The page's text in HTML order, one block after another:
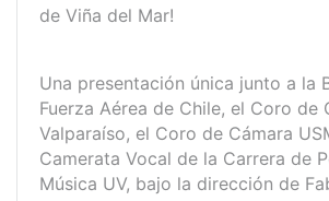
de Viña del Mar!
Una presentación única junto a la
Fuerza Aérea de Chile, el Coro de
Valparaíso, el Coro de Cámara
Camerata Vocal de la Carrera de
Música UV, bajo la dirección de